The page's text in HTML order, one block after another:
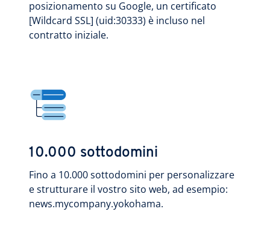
posizionamento su Google, un certificato
[Wildcard SSL] (uid:30333) è incluso nel
contratto iniziale.
10.000 sottodomini
Fino a 10.000 sottodomini per personalizzare
e strutturare il vostro sito web, ad esempio:
news.mycompany.yokohama.